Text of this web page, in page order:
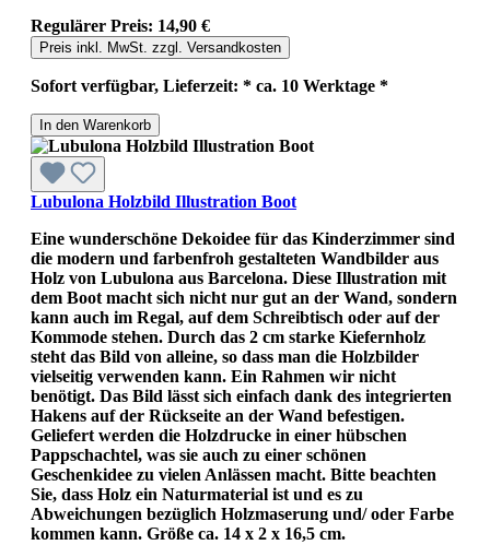
Regulärer Preis: 14,90 €
Preis inkl. MwSt. zzgl. Versandkosten
Sofort verfügbar, Lieferzeit: * ca. 10 Werktage *
In den Warenkorb
Lubulona Holzbild Illustration Boot
Eine wunderschöne Dekoidee für das Kinderzimmer sind
die modern und farbenfroh gestalteten Wandbilder aus
Holz von Lubulona aus Barcelona. Diese Illustration mit
dem Boot macht sich nicht nur gut an der Wand, sondern
kann auch im Regal, auf dem Schreibtisch oder auf der
Kommode stehen. Durch das 2 cm starke Kiefernholz
steht das Bild von alleine, so dass man die Holzbilder
vielseitig verwenden kann. Ein Rahmen wir nicht
benötigt. Das Bild lässt sich einfach dank des integrierten
Hakens auf der Rückseite an der Wand befestigen.
Geliefert werden die Holzdrucke in einer hübschen
Pappschachtel, was sie auch zu einer schönen
Geschenkidee zu vielen Anlässen macht. Bitte beachten
Sie, dass Holz ein Naturmaterial ist und es zu
Abweichungen bezüglich Holzmaserung und/ oder Farbe
kommen kann. Größe ca. 14 x 2 x 16,5 cm.